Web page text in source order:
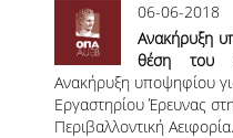
06-06-2018
Ανακήρυξη
θέση του
Ανακήρυξη υποψηφίου
Εργαστηρίου Έρευνας
Περιβαλλοντική Αειφορία.